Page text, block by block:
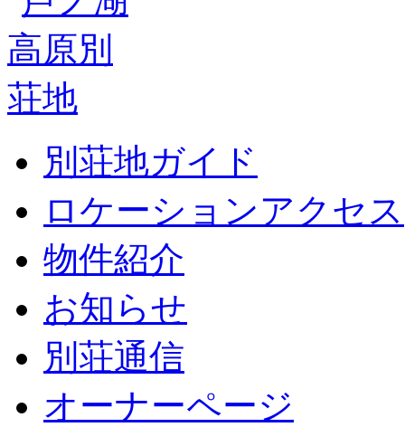
別荘地ガイド
ロケーションアクセス
物件紹介
お知らせ
別荘通信
オーナーページ